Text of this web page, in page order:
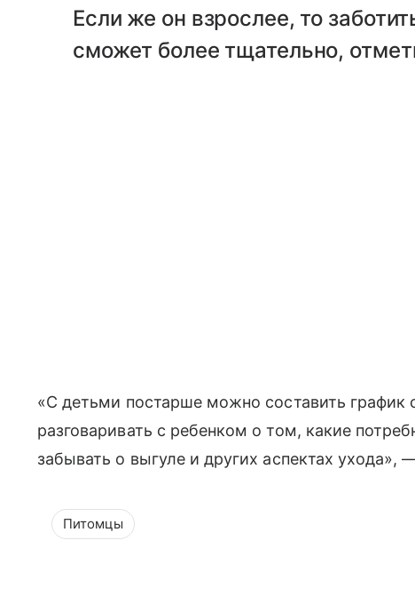
Если же он взрослее, то
сможет более тщательно,
«С детьми постарше можно составить график
разговаривать с ребенком о том, какие
забывать о выгуле и других аспектах ухода»,
Питомцы